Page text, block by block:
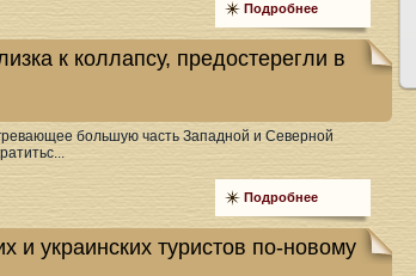
Подробнее
к коллапсу, предостерегли в
большую часть Западной и Северной
Подробнее
и украинских туристов по-новому